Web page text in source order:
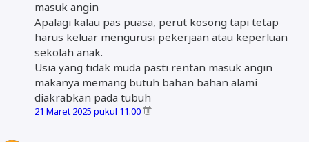
masuk angin
Apalagi kalau pas puasa, perut kosong tapi tetap
harus keluar mengurusi pekerjaan atau keperluan
sekolah anak.
Usia yang tidak muda pasti rentan masuk angin
makanya memang butuh bahan bahan alami
diakrabkan pada tubuh
21 Maret 2025 pukul 11.00